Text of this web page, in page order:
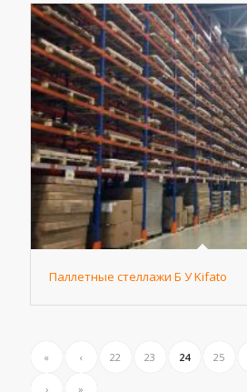
Паллетные стеллажи Б У Kifato
« ‹ 22 23 24 25
› »